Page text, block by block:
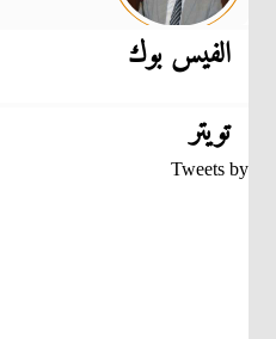
الفيس بوك
تويتر
Tweets by